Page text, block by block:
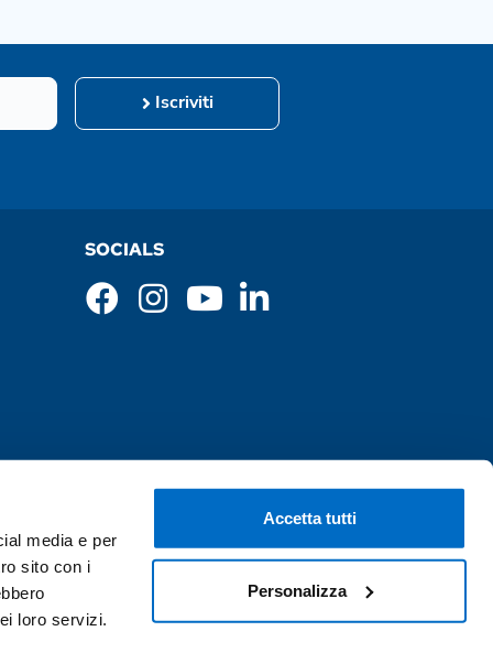
media e per
sito con i
loro servizi.
Accetta tutti
Personalizza
Iscriviti
SOCIALS